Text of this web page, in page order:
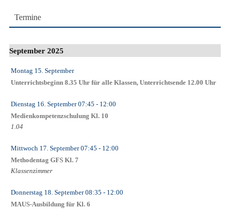
Termine
September 2025
Montag 15. September
Unterrichtsbeginn 8.35 Uhr für alle Klassen, Unterrichtsende 12.00 Uhr
Dienstag 16. September07:45 - 12:00
Medienkompetenzschulung Kl. 10
1.04
Mittwoch 17. September07:45 - 12:00
Methodentag GFS Kl. 7
Klassenzimmer
Donnerstag 18. September08:35 - 12:00
MAUS-Ausbildung für Kl. 6